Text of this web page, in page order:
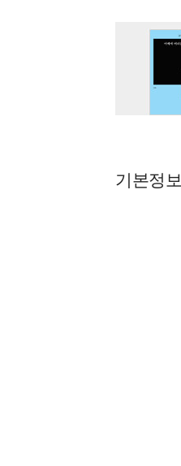
기본정보